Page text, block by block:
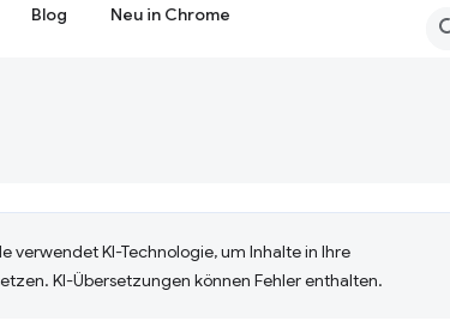
Blog Neu in Chrome
verwendet KI-Technologie, um Inhalte in Ihre
KI-Übersetzungen können Fehler enthalten.